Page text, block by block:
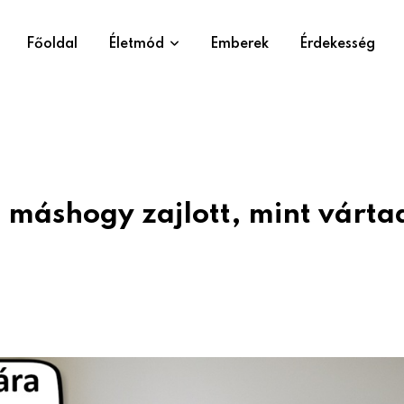
Főoldal Életmód Emberek Érdekesség
máshogy zajlott, mint